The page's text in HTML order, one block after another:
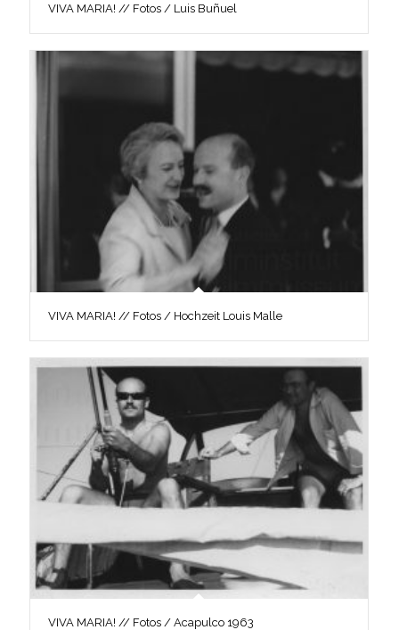
VIVA MARIA! // Fotos / Luis Buñuel
VIVA MARIA! // Fotos / Hochzeit Louis Malle
VIVA MARIA! // Fotos / Acapulco 1963